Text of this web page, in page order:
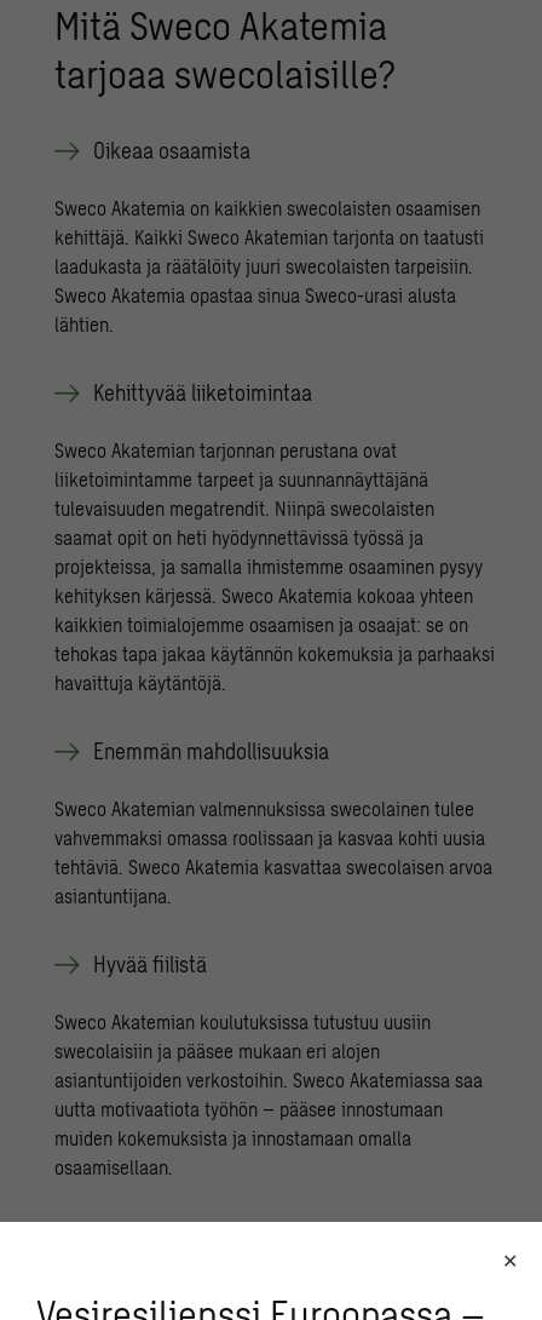
Mitä Sweco Akatemia
tarjoaa swecolaisille?
Oikeaa ​osaamista
Sweco Akatemia on kaikkien swecolaisten osaamisen
kehittäjä.​ Kaikki Sweco Akatemian tarjonta on taatusti
laadukasta ja räätälöity juuri swecolaisten tarpeisiin.
Sweco Akatemia opastaa sinua Sweco-urasi alusta
lähtien.
Kehittyvää ​liiketoimintaa
Sweco Akatemian tarjonnan perustana ovat
liiketoimintamme tarpeet ja suunnannäyttäjänä
tulevaisuuden megatrendit. Niinpä swecolaisten
saamat opit on heti hyödynnettävissä työssä ja
projekteissa, ja samalla ihmistemme osaaminen pysyy
kehityksen kärjessä. ​Sweco Akatemia kokoaa yhteen
kaikkien toimialojemme osaamisen ja osaajat: se on
tehokas tapa jakaa käytännön kokemuksia ja parhaaksi
havaittuja käytäntöjä.
Enemmän ​mahdollisuuksia
Sweco Akatemian valmennuksissa swecolainen tulee
vahvemmaksi omassa roolissaan ja kasvaa kohti uusia
tehtäviä. ​Sweco Akatemia kasvattaa swecolaisen arvoa
asiantuntijana.
Hyvää ​fiilistä
Sweco Akatemian koulutuksissa tutustuu uusiin
swecolaisiin ja pääsee mukaan eri alojen
asiantuntijoiden verkostoihin. Sweco Akatemiassa saa
uutta motivaatiota työhön – pääsee innostumaan
muiden kokemuksista ja innostamaan omalla
osaamisellaan.
Tu­tus­tu myös näi­hin